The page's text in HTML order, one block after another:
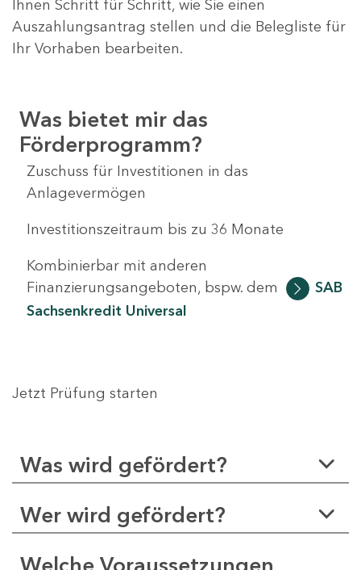
Ihnen Schritt für Schritt, wie Sie einen
Auszahlungsantrag stellen und die Belegliste für
Ihr Vorhaben bearbeiten.
Was bietet mir das
Förderprogramm?
Zuschuss für Investitionen in das
Anlagevermögen
Investitionszeitraum bis zu 36 Monate
Kombinierbar mit anderen
Finanzierungsangeboten, bspw. dem
SAB
Sachsenkredit Universal
Jetzt Prüfung starten
Was wird gefördert?
Wer wird gefördert?
Welche Voraussetzungen